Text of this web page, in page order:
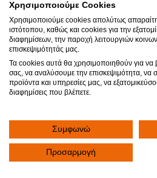
Χρησιμοποιούμε Cookies
Χρησιμοποιούμε cookies απολύτως
ιστότοπου, καθώς και cookies για την
διαφημίσεων, την παροχή λειτουργιών
επισκεψιμότητάς μας.
Τα cookies αυτά θα χρησιμοποιηθούν για να
σας, να αναλύσουμε την επισκεψιμότητα, να
προϊόντα και υπηρεσίες μας, να
διαφημίσεις που βλέπετε.
Συμφωνώ
Προσαρμογή